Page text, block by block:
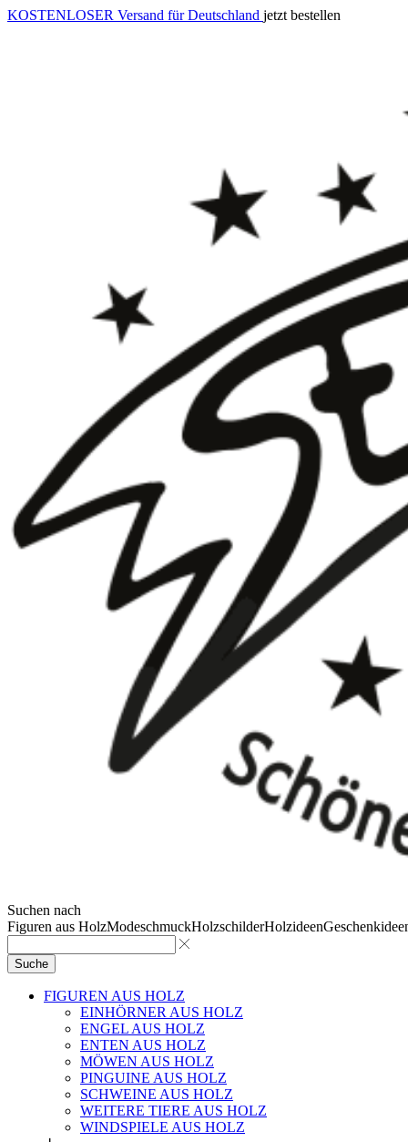
KOSTENLOSER Versand für Deutschland jetzt bestellen
Suchen nach
Figuren aus HolzModeschmuckHolzschilderHolzideen
Suche
FIGUREN AUS HOLZ
EINHÖRNER AUS HOLZ
ENGEL AUS HOLZ
ENTEN AUS HOLZ
MÖWEN AUS HOLZ
PINGUINE AUS HOLZ
SCHWEINE AUS HOLZ
WEITERE TIERE AUS HOLZ
WINDSPIELE AUS HOLZ